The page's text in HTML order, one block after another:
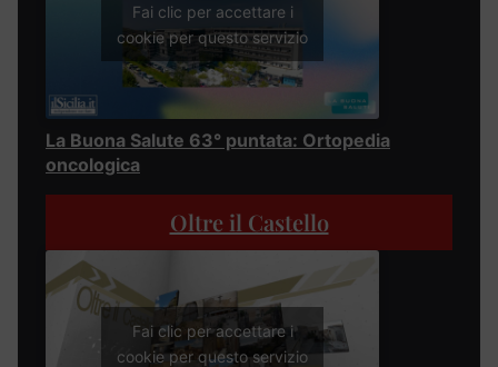
Fai clic per accettare i
cookie per questo servizio
La Buona Salute 63° puntata: Ortopedia
oncologica
Oltre il Castello
Fai clic per accettare i
cookie per questo servizio